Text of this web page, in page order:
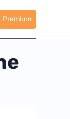
Premium